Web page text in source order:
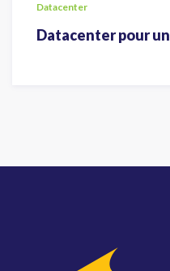
Datacenter
Datacenter pour